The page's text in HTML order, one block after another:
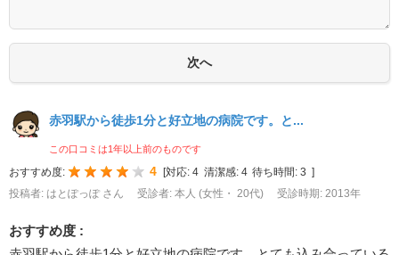
赤羽駅から徒歩1分と好立地の病院です。と...
この口コミは1年以上前のものです
おすすめ度: 4 対応: 4 清潔感: 4 待ち時間: 3
投稿者: はとぽっぽ さん
受診者: 本人 (女性・ 20代) 受診時期: 2013年
おすすめ度 :